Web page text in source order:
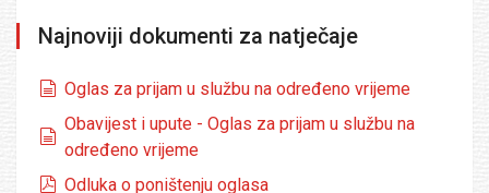
Najnoviji dokumenti za natječaje
dokumenti
Oglas za prijam u službu na određeno vrijeme
dokumenti
Obavijest i upute - Oglas za prijam u službu na
određeno vrijeme
pdf
Odluka o poništenju oglasa